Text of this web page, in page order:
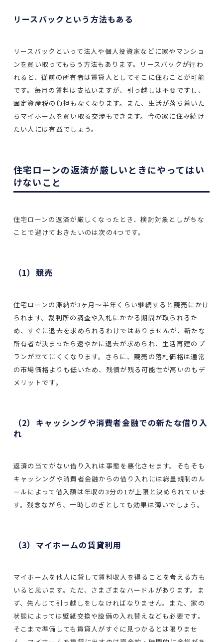
リースバックという方法もある
リースバックといって法人や個人投資家などに家やマンショ
ンを買い取ってもらう方法もあります。リースバックが行わ
れると、従前の所有者は賃貸人としてそこに住むことが可能
です。毎月の賃料は支払いますが、引っ越しは不要ですし、
固定資産税の負担もなくなります。また、生活が落ち着いた
らマイホームを買い取る交渉もできます。今の家に住み続け
たい人には有益でしょう。
住宅ローンの返済が厳しいときにやってはい
けないこと
住宅ローンの返済が厳しくなったとき、検討対象としがちな
ことで避けておきたいのは次の4つです。
（1）競売
住宅ローンの滞納が3ヶ月～半年くらい継続すると競売にかけ
られます。裁判所の調査や入札にかかる期間が取られるた
め、すぐに退去を求められるわけではありませんが、新たな
所有者が決まったら速やかに退去が求められ、生活再建のプ
ランが立てにくくなります。さらに、競売の落札価格は通常
の市場価格よりも低いため、残債が残る可能性が高いのもデ
メリットです。
（2）キャッシングや消費者金融での新たな借り入
れ
返済の当てがない借り入れは事態を悪化させます。そもそも
キャッシングや消費者金融からの借り入れには総量規制のル
ールによって借入額は年収の3分の1が上限と決められていま
す。残念ながら、一時しのぎとしても効果は薄いでしょう。
（3）マイホームの賃貸利用
マイホームを他人に貸して賃料収入を得ることを考える方も
いると思います。ただ、さまざまなハードルがあります。ま
ず、先んじて引っ越しをしなければなりません。また、家の
状態によっては壁紙交換や設備の入れ替えなども必要です。
そこまで準備しても賃貸人がすぐに見つかるとは限りませ